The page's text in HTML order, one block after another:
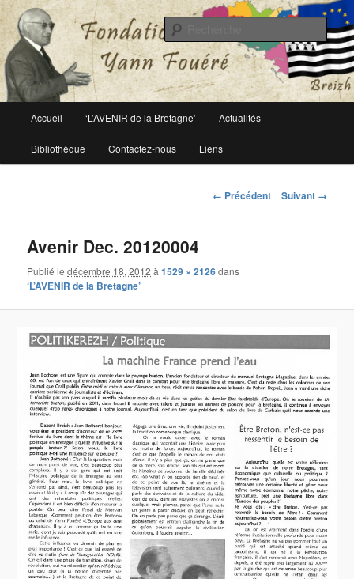
Fondation Yann Fouéré
Le site officiel de la fondation Yann Fouéré
principal
Aller
au
Accueil ‘L’AVENIR de la Bretagne’ Actualités
Bibliothèque Contactez-nous Liens
Navigation
← Précédent Suivant →
Avenir Dec. 20120004
Publié ledécembre 18, 2012 à1529 × 2126dans
‘L’AVENIR de la Bretagne’